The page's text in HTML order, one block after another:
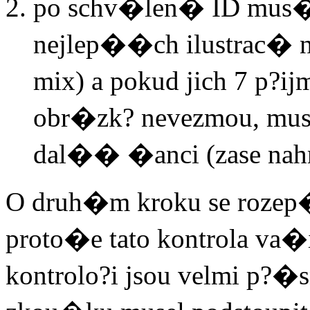
po schv�len� ID
nejlep��ch ilustrac�
mix) a pokud jich 7
obr�zk? nevezmou,
dal�� �anci (zase
O druh�m kroku se
proto�e tato kontrola
kontrolo?i jsou velmi